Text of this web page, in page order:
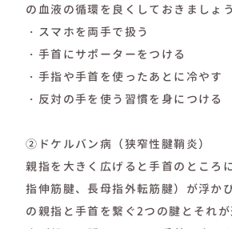
の血液の循環を良くしておきましょう
・スマホを両手で扱う
・手首にサポーターをつける
・手指や手首を使ったあとに冷やす
・反対の手を使う習慣を身につける
②ドケルバン病（狭窄性腱鞘炎）
親指を大きく広げると手首のところ
指伸筋腱、長母指外転筋腱）が浮か
の親指と手首を繋ぐ2つの腱とそれ